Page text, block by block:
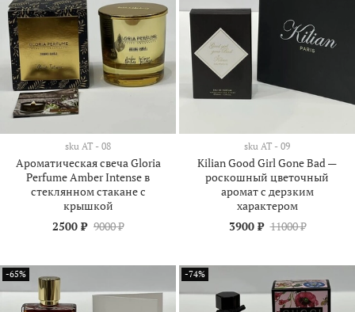
sku АТ - 08
Ароматическая свеча Gloria
Perfume Amber Intense в
стеклянном стакане с
крышкой
2500 ₽ 9000 ₽
sku АТ - 09
Kilian Good Girl Gone Bad —
роскошный цветочный
аромат с дерзким
характером
3900 ₽ 11000 ₽
-65% -74%